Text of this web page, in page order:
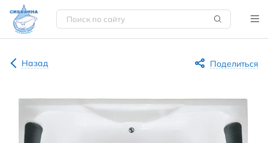
Назад Поделиться